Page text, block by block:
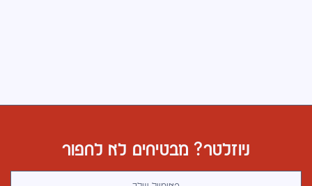
ניוזלטר? מבטיחים לא לחפור